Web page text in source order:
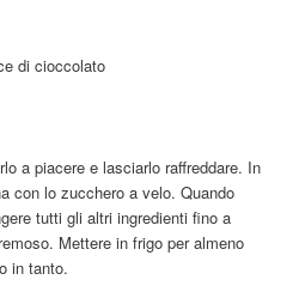
di cioccolato
a piacere e lasciarlo raffreddare. In
con lo zucchero a velo. Quando
tutti gli altri ingredienti fino a
Mettere in frigo per almeno
in tanto.